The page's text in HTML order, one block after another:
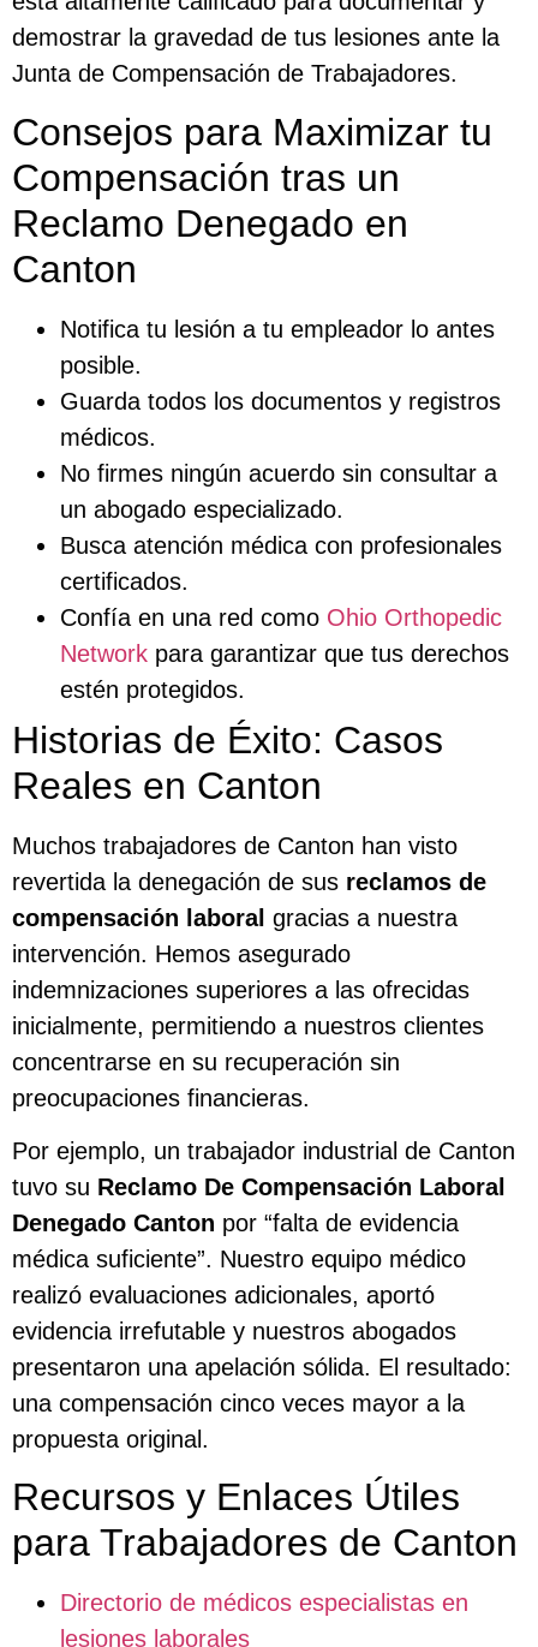
demostrar la gravedad de tus lesiones ante la
Junta de Compensación de Trabajadores.
Consejos para Maximizar tu
Compensación tras un
Reclamo Denegado en
Canton
Notifica tu lesión a tu empleador lo antes
posible.
Guarda todos los documentos y registros
médicos.
No firmes ningún acuerdo sin consultar a
un abogado especializado.
Busca atención médica con profesionales
certificados.
Confía en una red como Ohio Orthopedic
Network para garantizar que tus derechos
estén protegidos.
Historias de Éxito: Casos
Reales en Canton
Muchos trabajadores de Canton han visto
revertida la denegación de sus reclamos de
compensación laboral gracias a nuestra
intervención. Hemos asegurado
indemnizaciones superiores a las ofrecidas
inicialmente, permitiendo a nuestros clientes
concentrarse en su recuperación sin
preocupaciones financieras.
Por ejemplo, un trabajador industrial de Canton
tuvo su Reclamo De Compensación Laboral
Denegado Canton por “falta de evidencia
médica suficiente”. Nuestro equipo médico
realizó evaluaciones adicionales, aportó
evidencia irrefutable y nuestros abogados
presentaron una apelación sólida. El resultado:
una compensación cinco veces mayor a la
propuesta original.
Recursos y Enlaces Útiles
para Trabajadores de Canton
Directorio de médicos especialistas en
lesiones laborales